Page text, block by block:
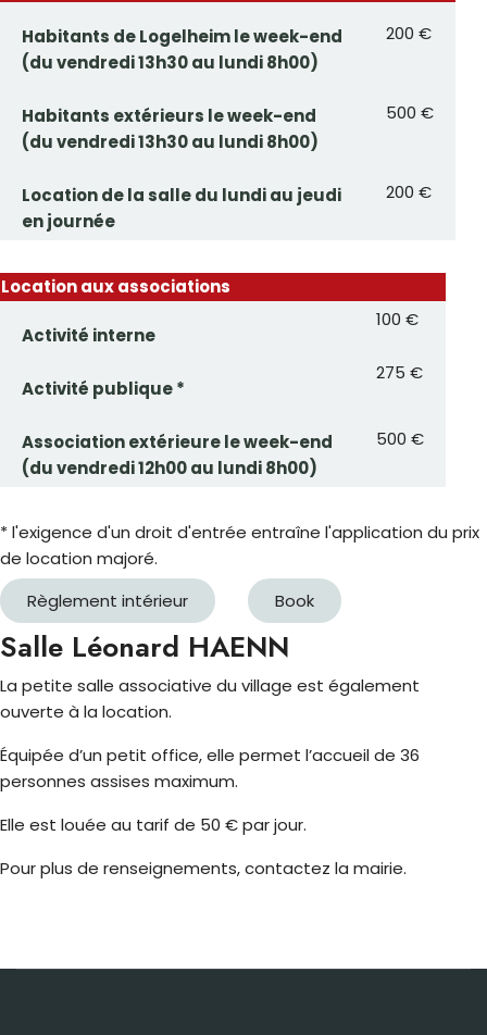
Habitants de Logelheim le week-end
(du vendredi 13h30 au lundi 8h00)
200 €
Habitants extérieurs le week-end
(du vendredi 13h30 au lundi 8h00)
500 €
Location de la salle du lundi au jeudi
en journée
200 €
Location aux associations
Activité interne
100 €
Activité publique *
275 €
Association extérieure le week-end
(du vendredi 12h00 au lundi 8h00)
500 €
* l'exigence d'un droit d'entrée entraîne l'application du prix
de location majoré.
Règlement intérieur
Book
Salle Léonard HAENN
La petite salle associative du village est également
ouverte à la location.
Équipée d’un petit office, elle permet l’accueil de 36
personnes assises maximum.
Elle est louée au tarif de 50 € par jour.
Pour plus de renseignements, contactez la mairie.